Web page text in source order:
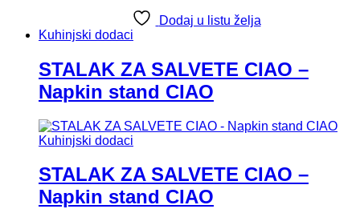
Dodaj u listu želja
Kuhinjski dodaci
STALAK ZA SALVETE CIAO –
Napkin stand CIAO
Kuhinjski dodaci
STALAK ZA SALVETE CIAO –
Napkin stand CIAO